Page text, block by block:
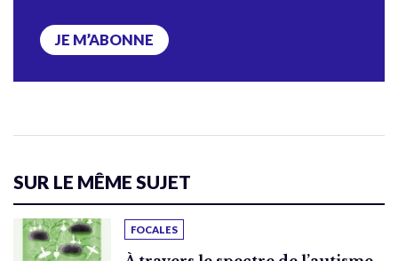
JE M’ABONNE
SUR LE MÊME SUJET
FOCALES